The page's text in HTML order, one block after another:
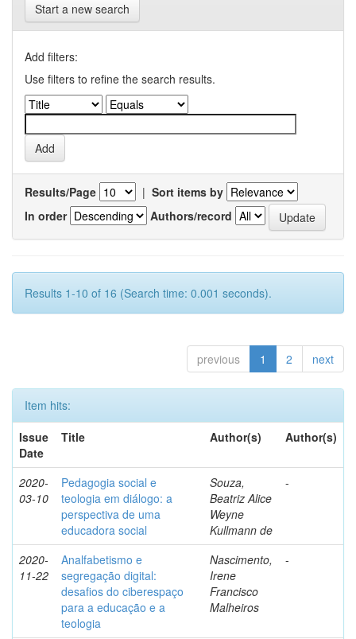
Start a new search
Add filters:
Use filters to refine the search results.
Results/Page | Sort items by
In order
Authors/record
Results 1-10 of 16 (Search time: 0.001 seconds).
previous 1 2 next
Item hits:
Issue
Date
Title Author(s) Author(s)
2020-
03-10
Pedagogia social e
teologia em diálogo: a
perspectiva de uma
educadora social
Souza,
Beatriz Alice
Weyne
Kullmann de
-
2020-
11-22
Analfabetismo e
segregação digital:
desafios do ciberespaço
para a educação e a
teologia
Nascimento,
Irene
Francisco
Malheiros
-